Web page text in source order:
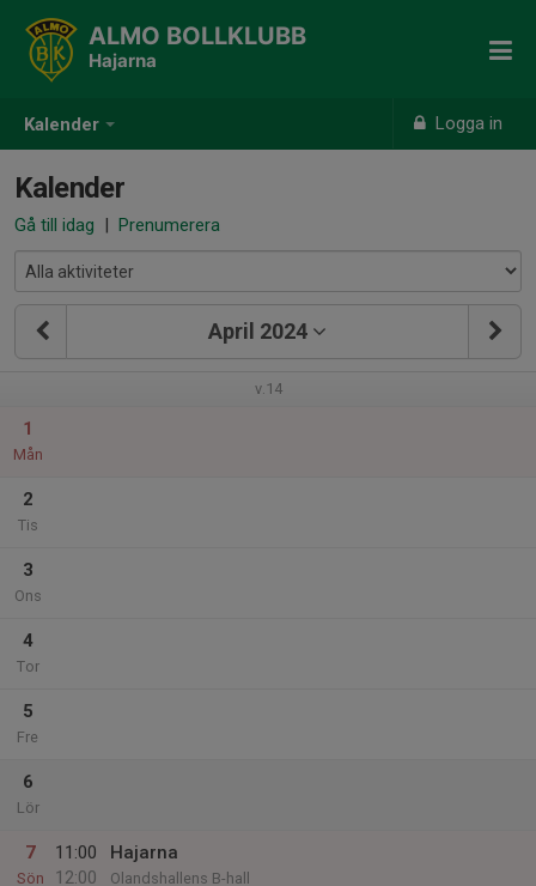
Kalender Logga in
ALMO BOLLKLUBB
Hajarna
Kalender
Gå till idag | Prenumerera
April 2024
v.14
1
Mån
2
Tis
3
Ons
4
Tor
5
Fre
6
Lör
7
Sön
11:00
12:00
Hajarna
Olandshallens B-hall